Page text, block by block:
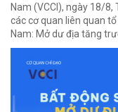
Nam (VCCI), ngày 18/8,
các cơ quan liên quan
Nam: Mở dư địa tăng